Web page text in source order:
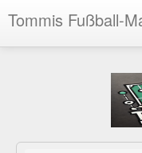
Tommis Fußball-